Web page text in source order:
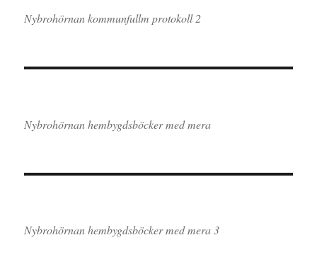
Nybrohörnan kommunfullm protokoll 2
Nybrohörnan hembygdsböcker med mera
Nybrohörnan hembygdsböcker med mera 3